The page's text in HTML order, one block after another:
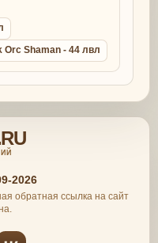
Orc Shaman - 44 лвл
2026
обратная ссылка на сайт